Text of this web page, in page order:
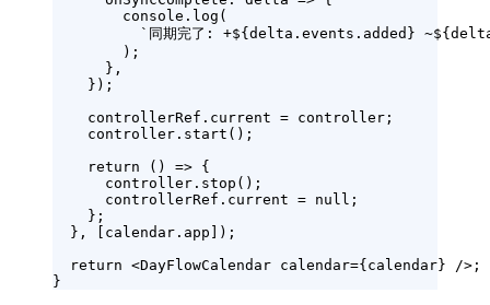
        console.
log (
          `同期完了: +${
delta . events . added } ~${
        );
      },
    });
    controllerRef.current
= controller;
    controller.
start ();
    return
() => {
      controller.
stop ();
      controllerRef.current
= null ;
    };
  }, [calendar.app]);
  return
<DayFlowCalendar calendar={calendar} />;
}